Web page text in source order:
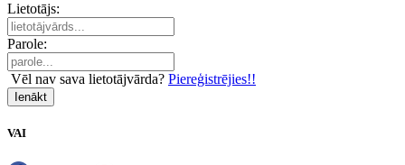
Lietotājs:
Parole:
Vēl nav sava lietotājvārda? Piereģistrējies!!
Ienākt
VAI